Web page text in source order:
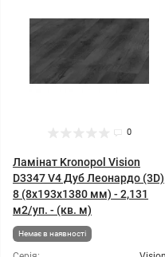
0
Ламінат Kronopol Vision
D3347 V4 Дуб Леонардо (3D)
8 (8x193x1380 мм) - 2,131
м2/уп. - (кв. м)
Немає в наявності